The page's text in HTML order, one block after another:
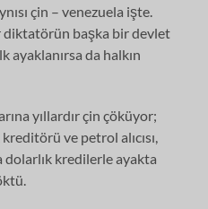
çin – venezuela işte.
diktatörün başka bir devlet
ayaklanırsa da halkın
yıllardır çin çöküyor;
ve petrol alıcısı,
kredilerle ayakta